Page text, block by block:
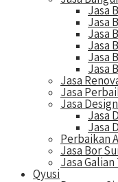
Jasa
Jasa
Jasa
Jasa
Jasa
Jasa
Jasa
Jasa
Jasa Design
Jasa
Jasa
Perbaikan
Jasa Bor
Jasa Galian
Qyusi